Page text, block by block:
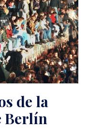
de la
Berlín